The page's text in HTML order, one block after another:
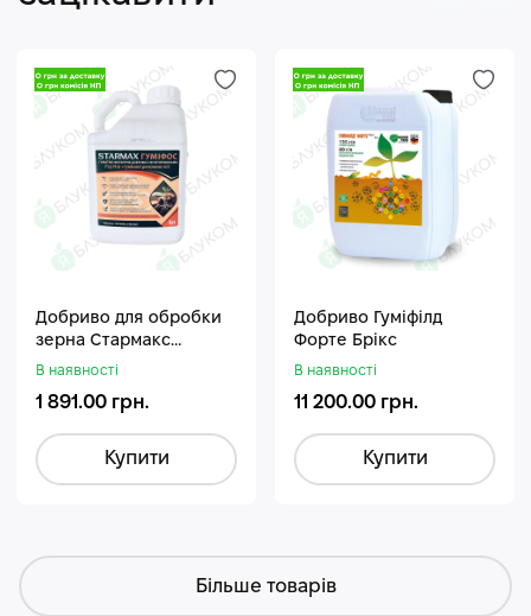
Добриво для обробки
зерна Стармакс
Гуміфос
В наявності
1 891.00 грн.
Купити
Добриво Гуміфілд
Форте Брікс
В наявності
11 200.00 грн.
Купити
Більше товарів